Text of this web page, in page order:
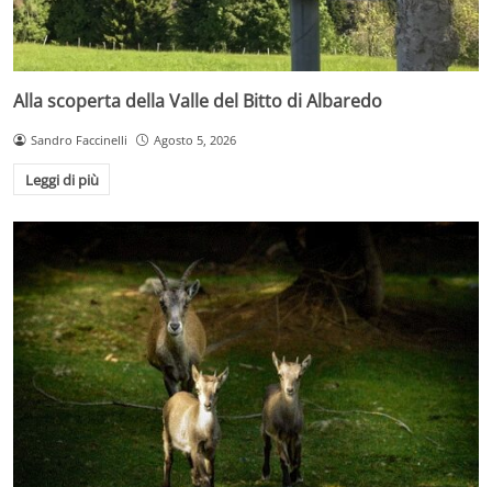
Alla scoperta della Valle del Bitto di Albaredo
Sandro Faccinelli Agosto 5, 2026
Leggi di più